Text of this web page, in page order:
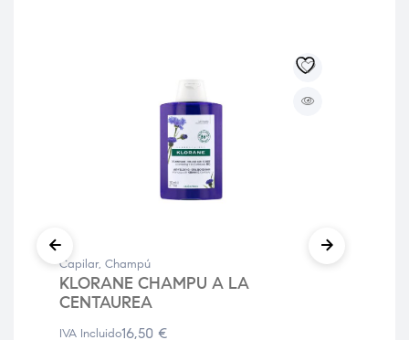
Capilar, Champú
KLORANE CHAMPU A LA
CENTAUREA
16,50 €
IVA Incluido